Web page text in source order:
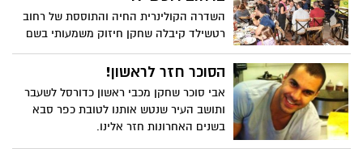
השדרה הקולינרית החיה והתוססת של רחוב
רטשילד קיבלה שחקן חיזוק משמעותי בשם
מסעדת WELL דאן - גריל ישראלי כשר.
הסוכר חזר לראשון!
אבי סוכר שחקן מכבי ראשון כדורסל לשעבר
ותושב העיר שנטש אותנו לטובת כפר סבא
בשנים האחרונות חזר אלינו.